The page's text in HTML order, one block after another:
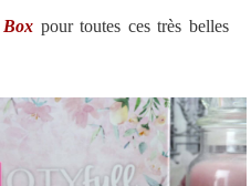
pour toutes ces très belles